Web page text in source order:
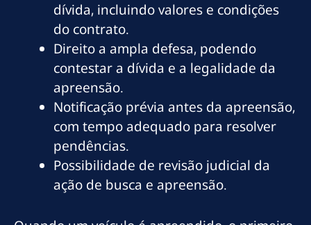
dívida, incluindo valores e condições
do contrato.
Direito a ampla defesa, podendo
contestar a dívida e a legalidade da
apreensão.
Notificação prévia antes da apreensão,
com tempo adequado para resolver
pendências.
Possibilidade de revisão judicial da
ação de busca e apreensão.